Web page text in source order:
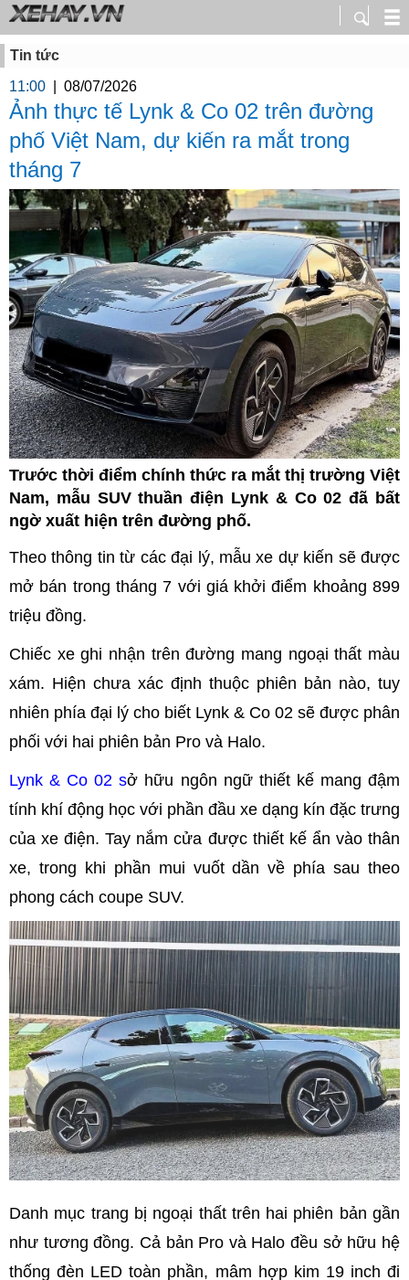
Tin tức
11:00
08/07/2026
Ảnh thực tế Lynk & Co 02 trên đường
phố Việt Nam, dự kiến ra mắt trong
tháng 7
Trước thời điểm chính thức ra mắt thị trường Việt
Nam, mẫu SUV thuần điện Lynk & Co 02 đã bất
ngờ xuất hiện trên đường phố.
Theo thông tin từ các đại lý, mẫu xe dự kiến sẽ được
mở bán trong tháng 7 với giá khởi điểm khoảng 899
triệu đồng.
Chiếc xe ghi nhận trên đường mang ngoại thất màu
xám. Hiện chưa xác định thuộc phiên bản nào, tuy
nhiên phía đại lý cho biết Lynk & Co 02 sẽ được phân
phối với hai phiên bản Pro và Halo.
Lynk & Co 02 sở hữu ngôn ngữ thiết kế mang đậm
tính khí động học với phần đầu xe dạng kín đặc trưng
của xe điện. Tay nắm cửa được thiết kế ẩn vào thân
xe, trong khi phần mui vuốt dần về phía sau theo
phong cách coupe SUV.
Danh mục trang bị ngoại thất trên hai phiên bản gần
như tương đồng. Cả bản Pro và Halo đều sở hữu hệ
thống đèn LED toàn phần, mâm hợp kim 19 inch đi